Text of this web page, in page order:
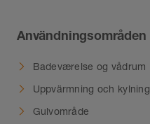
Användningsområden
Badeværelse og vådrum
Uppvärmning och kylning
Gulvområde